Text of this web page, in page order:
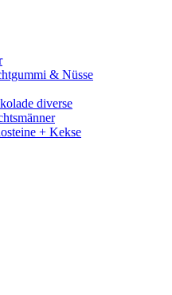
& Nüsse
diverse
+ Kekse